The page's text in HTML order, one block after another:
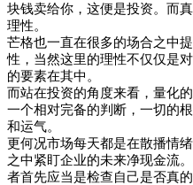
块钱卖给你，这便是投资。而
理性。
芒格也一直在很多的场合之中
性，当然这里的理性不仅仅是
的要素在其中。
而站在投资的角度来看，量化
一个相对完备的判断，一切的
和运气。
更何况市场每天都是在散播情
之中紧盯企业的未来净现金流
者首先应当是检查自己是否真